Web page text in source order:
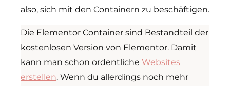
also, sich mit den Containern zu beschäftigen.
Die Elementor Container sind Bestandteil der
kostenlosen Version von Elementor. Damit
kann man schon ordentliche Websites
erstellen. Wenn du allerdings noch mehr